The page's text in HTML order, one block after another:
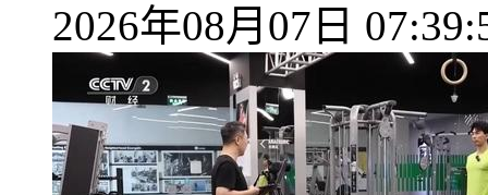
2026年08月07日